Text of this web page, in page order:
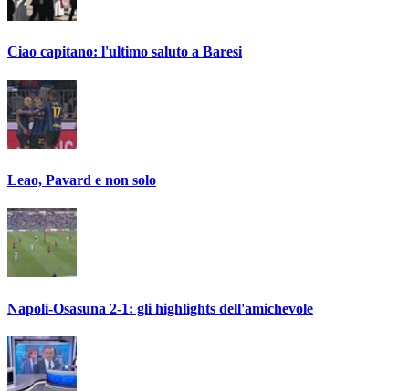
Ciao capitano: l'ultimo saluto a Baresi
Leao, Pavard e non solo
Napoli-Osasuna 2-1: gli highlights dell'amichevole